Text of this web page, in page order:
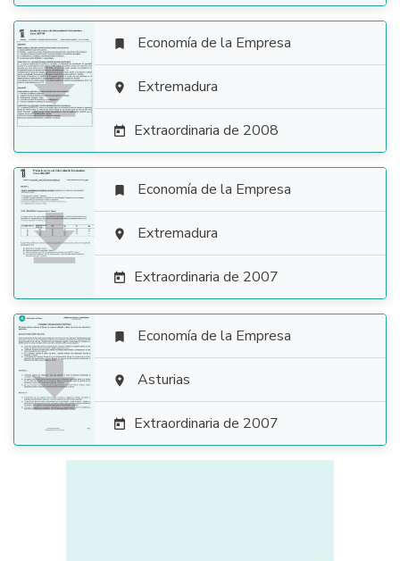

 Economía de la Empresa
 Extremadura
 Extraordinaria de 2008

 Economía de la Empresa
 Extremadura
 Extraordinaria de 2007

 Economía de la Empresa
 Asturias
 Extraordinaria de 2007